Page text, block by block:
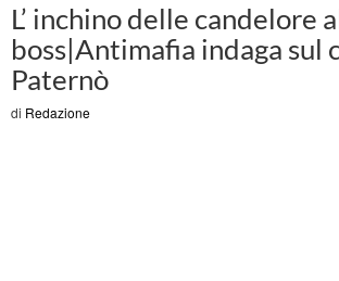
L’ inchino delle candelore
boss|Antimafia indaga sul
Paternò
di Redazione